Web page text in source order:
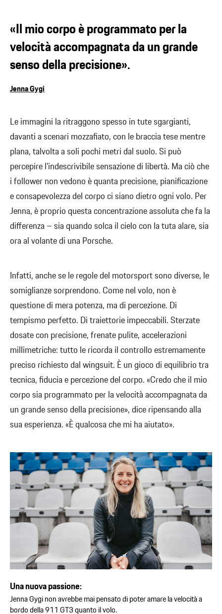
«Il mio corpo è programmato per la
velocità accompagnata da un grande
senso della precisione».
Jenna Gygi
Le immagini la ritraggono spesso in tute sgargianti,
davanti a scenari mozzafiato, con le braccia tese mentre
plana, talvolta a soli pochi metri dal suolo. Si può
percepire l’indescrivibile sensazione di libertà. Ma ciò che
i follower non vedono è quanta precisione, pianificazione
e consapevolezza del corpo ci siano dietro ogni volo. Per
Jenna, è proprio questa concentrazione assoluta che fa la
differenza – sia quando solca il cielo con la tuta alare, sia
ora al volante di una Porsche.
Infatti, anche se le regole del motorsport sono diverse, le
somiglianze sorprendono. Come nel volo, non è
questione di mera potenza, ma di percezione. Di
tempismo perfetto. Di traiettorie impeccabili. Sterzate
dosate con precisione, frenate pulite, accelerazioni
millimetriche: tutto le ricorda il controllo estremamente
preciso richiesto dal wingsuit. È un gioco di equilibrio tra
tecnica, fiducia e percezione del corpo. «Credo che il mio
corpo sia programmato per la velocità accompagnata da
un grande senso della precisione», dice ripensando alla
sua esperienza. «È qualcosa che mi ha aiutato».
Una nuova passione:
Jenna Gygi non avrebbe mai pensato di poter amare la velocità a
bordo della 911 GT3 quanto il volo.